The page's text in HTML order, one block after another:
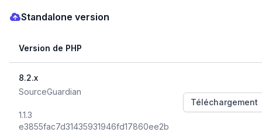
Standalone version
Version de PHP
8.2.x
SourceGuardian
1.1.3
e3855fac7d31435931946fd17860ee2b
Téléchargement